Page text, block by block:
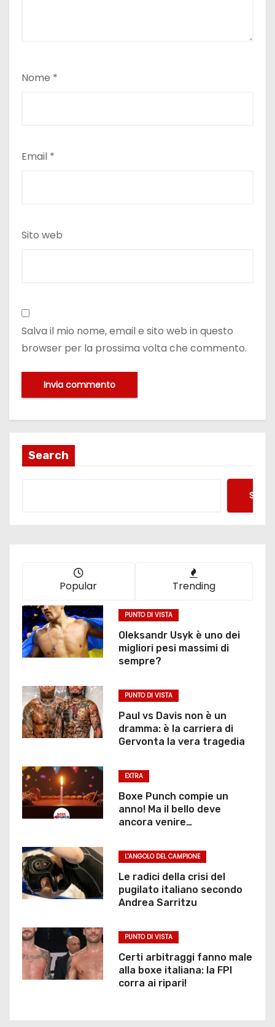
Nome *
Email *
Sito web
Salva il mio nome, email e sito web in questo
browser per la prossima volta che commento.
Search
Popular Trending
PUNTO DI VISTA
Oleksandr Usyk è uno dei
migliori pesi massimi di
sempre?
PUNTO DI VISTA
Paul vs Davis non è un
dramma: è la carriera di
Gervonta la vera tragedia
EXTRA
Boxe Punch compie un
anno! Ma il bello deve
ancora venire…
L'ANGOLO DEL CAMPIONE
Le radici della crisi del
pugilato italiano secondo
Andrea Sarritzu
PUNTO DI VISTA
Certi arbitraggi fanno male
alla boxe italiana: la FPI
corra ai ripari!